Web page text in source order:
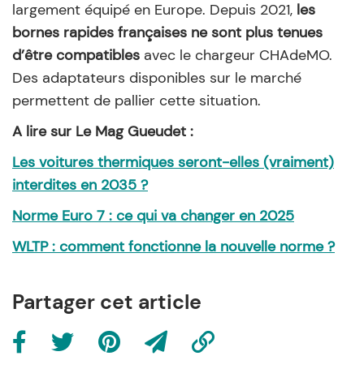
largement équipé en Europe. Depuis 2021, les
bornes rapides françaises ne sont plus tenues
d’être compatibles avec le chargeur CHAdeMO.
Des adaptateurs disponibles sur le marché
permettent de pallier cette situation.
A lire sur Le Mag Gueudet :
Les voitures thermiques seront-elles (vraiment)
interdites en 2035 ?
Norme Euro 7 : ce qui va changer en 2025
WLTP : comment fonctionne la nouvelle norme ?
Partager cet article